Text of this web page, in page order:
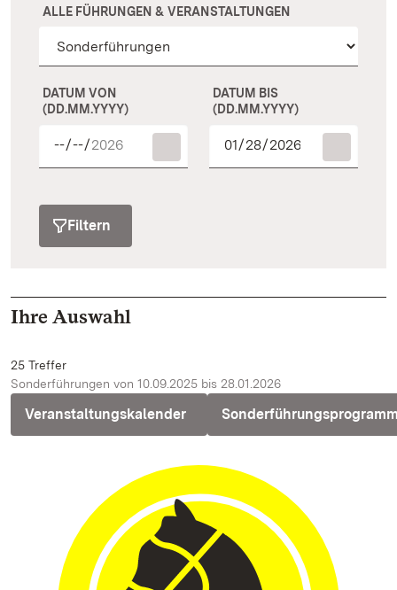
ALLE FÜHRUNGEN & VERANSTALTUNGEN
DATUM VON
(DD.MM.YYYY)
DATUM BIS
(DD.MM.YYYY)
Filtern
Ihre Auswahl
25 Treffer
Sonderführungen von 10.09.2025 bis 28.01.2026
Veranstaltungskalender